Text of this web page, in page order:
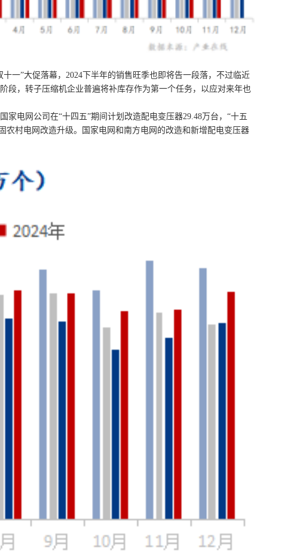
”大促落幕，2024下半年的销售旺季也即将告一段落，不过临近
段，转子压缩机企业普遍将补库存作为第一个任务，以应对来年也
电网公司在“十四五”期间计划改造配电变压器29.48万台，“十五
农村电网改造升级。国家电网和南方电网的改造和新增配电变压器